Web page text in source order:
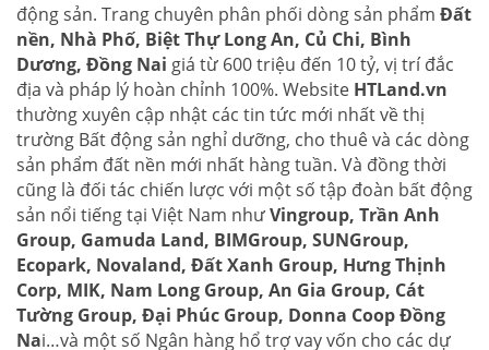
động sản. Trang chuyên phân phối dòng sản phẩm Đất
nền, Nhà Phố, Biệt Thự Long An, Củ Chi, Bình
Dương, Đồng Nai giá từ 600 triệu đến 10 tỷ, vị trí đắc
địa và pháp lý hoàn chỉnh 100%. Website HTLand.vn
thường xuyên cập nhật các tin tức mới nhất về thị
trường Bất động sản nghỉ dưỡng, cho thuê và các dòng
sản phẩm đất nền mới nhất hàng tuần. Và đồng thời
cũng là đối tác chiến lược với một số tập đoàn bất động
sản nổi tiếng tại Việt Nam nhưVingroup, Trần Anh
Group, Gamuda Land, BIMGroup, SUNGroup,
Ecopark, Novaland, Đất Xanh Group, Hưng Thịnh
Corp, MIK, Nam Long Group, An Gia Group, Cát
Tường Group, Đại Phúc Group, Donna Coop Đồng
Nai…và một số Ngân hàng hổ trợ vay vốn cho các dự